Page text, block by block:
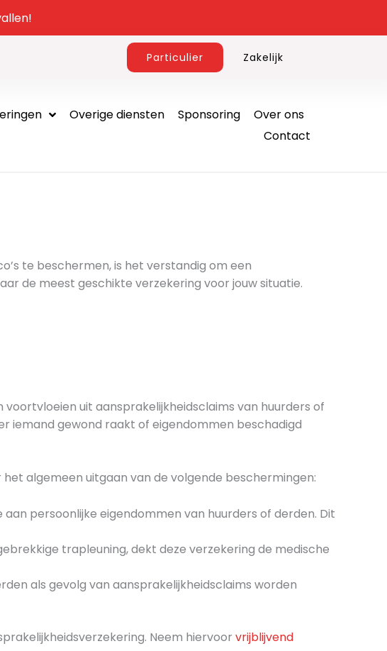
Particulier Zakelijk
Overige diensten Sponsoring
Over ons
Contact
te beschermen, is het verstandig om een
de meest geschikte verzekering voor jouw situatie.
uit aansprakelijkheidsclaims van huurders of
iemand gewond raakt of eigendommen beschadigd
algemeen uitgaan van de volgende beschermingen:
persoonlijke eigendommen van huurders of derden. Dit
trapleuning, dekt deze verzekering de medische
als gevolg van aansprakelijkheidsclaims worden
Neem hiervoor vrijblijvend